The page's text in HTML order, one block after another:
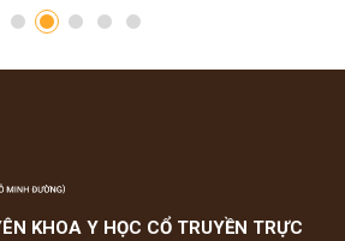
KHOA Y HỌC CỔ TRUYỀN TRỰC